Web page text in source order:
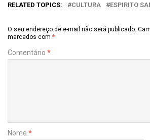
RELATED TOPICS: CULTURA ESPIRITO
O seu endereço de e-mail não será publicado.
marcados com *
Comentário *
Nome *